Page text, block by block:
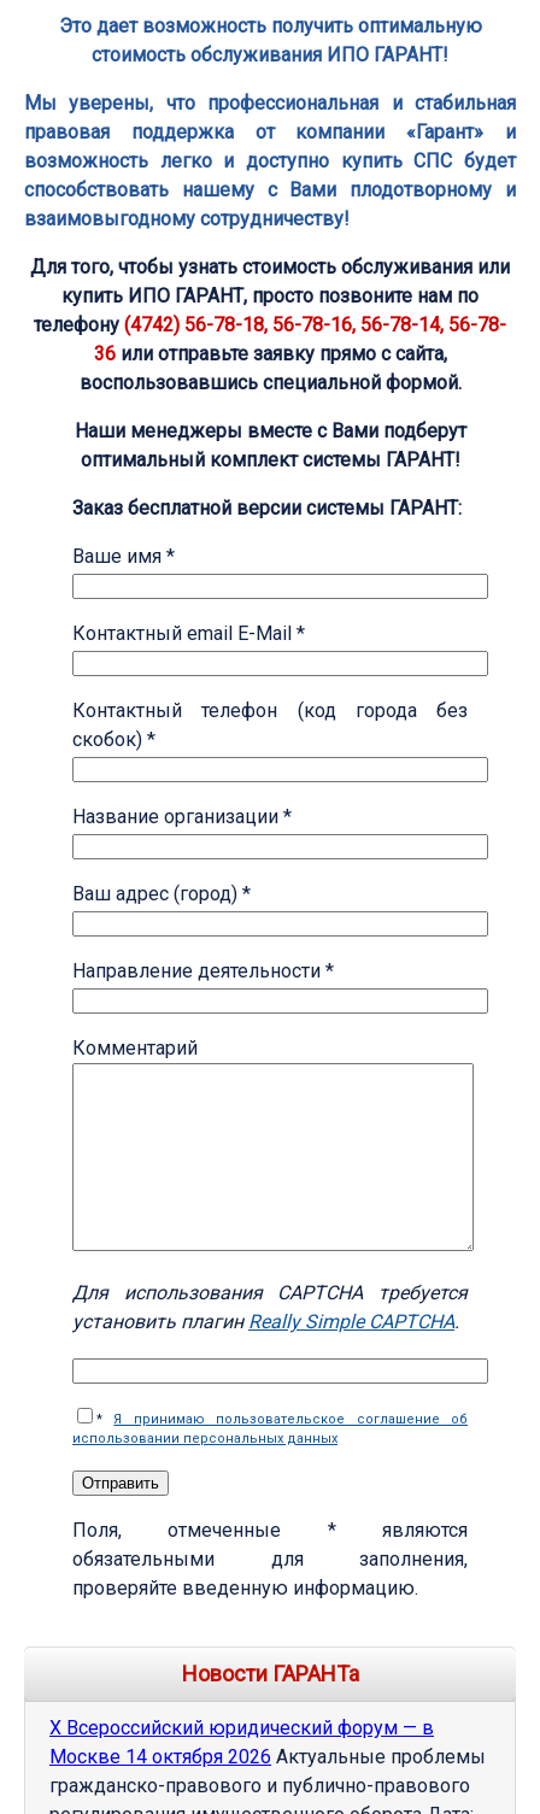
Это дает возможность получить оптимальную
стоимость обслуживания ИПО ГАРАНТ!
Мы уверены, что профессиональная и стабильная
правовая поддержка от компании «Гарант» и
возможность легко и доступно купить СПС будет
способствовать нашему с Вами плодотворному и
взаимовыгодному сотрудничеству!
Для того, чтобы узнать стоимость обслуживания или
купить ИПО ГАРАНТ, просто позвоните нам по
телефону (4742) 56-78-18, 56-78-16, 56-78-14, 56-78-
36 или отправьте заявку прямо с сайта,
воспользовавшись специальной формой.
Наши менеджеры вместе с Вами подберут
оптимальный комплект системы ГАРАНТ!
Заказ бесплатной версии системы ГАРАНТ:
Ваше имя *
Контактный email E-Mail *
Контактный телефон (код города без
скобок) *
Название организации *
Ваш адрес (город) *
Направление деятельности *
Комментарий
Для использования CAPTCHA требуется
установить плагин Really Simple CAPTCHA.
* Я принимаю пользовательское соглашение об
использовании персональных данных
Поля, отмеченные * являются
обязательными для заполнения,
проверяйте введенную информацию.
Новости ГАРАНТа
Х Всероссийский юридический форум — в
Москве 14 октября 2026 Актуальные проблемы
гражданско-правового и публично-правового